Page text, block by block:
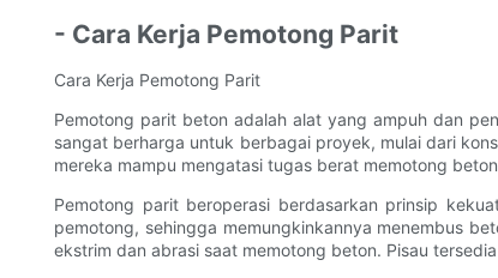
- Cara Kerja Pemotong Parit
Cara Kerja Pemotong Parit
Pemotong parit beton adalah alat yang ampuh dan
sangat berharga untuk berbagai proyek, mulai dari
mereka mampu mengatasi tugas berat memotong
Pemotong parit beroperasi berdasarkan prinsip
pemotong, sehingga memungkinkannya menembus
ekstrim dan abrasi saat memotong beton. Pisau